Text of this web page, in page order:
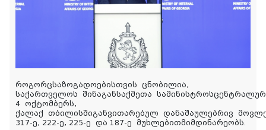
როგორცსაზოგადოებისთვის ცნობილია,
საქართველოს შინაგანსაქმეთა
4 ოქტომბერს,
ქალაქ თბილისშიგანვითარებულ დანაშაულებრივ
317-ე, 222-ე, 225-ე და 187-ე მუხლებითმიმდინარეობს.